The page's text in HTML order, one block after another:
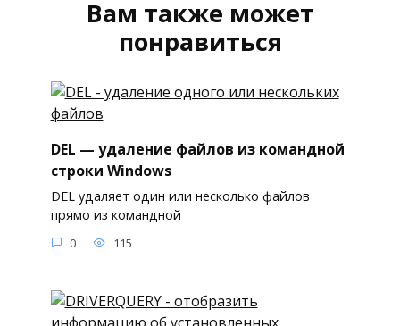
Вам также может
понравиться
DEL — удаление файлов из командной
строки Windows
DEL удаляет один или несколько файлов
прямо из командной
0 115